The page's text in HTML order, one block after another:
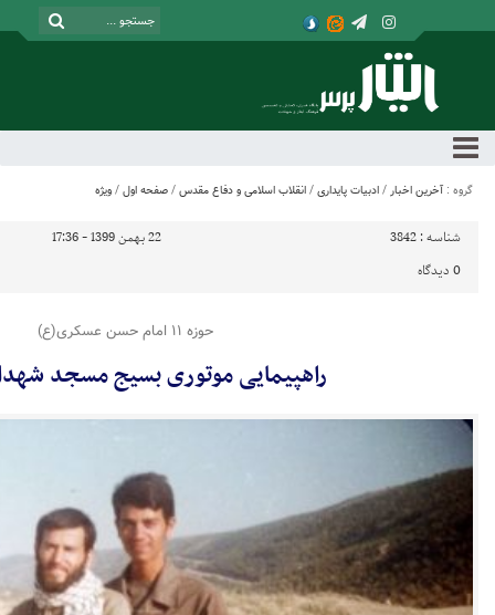
گروه : آخرین اخبار / ادبیات پایداری / انقلاب اسلامی و دفاع مقدس / صفحه اول / ویژه
شناسه : 3842
22 بهمن 1399 - 17:36
0 دیدگاه
حوزه ۱۱ امام حسن عسکری(ع)
راهپیمایی موتوری بسیج مسجد